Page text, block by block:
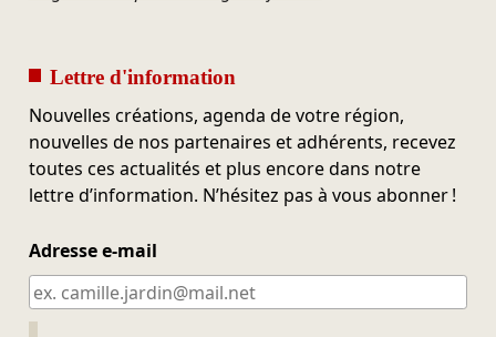
Lettre d'information
Nouvelles créations, agenda de votre région,
nouvelles de nos partenaires et adhérents, recevez
toutes ces actualités et plus encore dans notre
lettre d’information. N’hésitez pas à vous abonner !
Adresse e-mail